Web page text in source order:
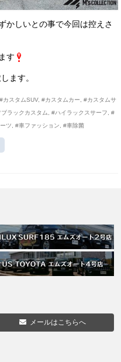
かしいとの事で今回は控えさ
す
ます。
#カスタムSUV, #カスタムカー
#カスタムサ
ラックカスタム #ハイラックスサーフ
#
ツ #車ファッション #車除菌
メールはこちらへ